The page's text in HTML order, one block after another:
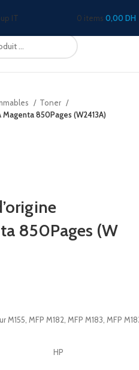
0 items 0,00 DH
Toner
Magenta 850Pages (W2413A)
850Pages (W
MFP M182, MFP M183, MFP
HP